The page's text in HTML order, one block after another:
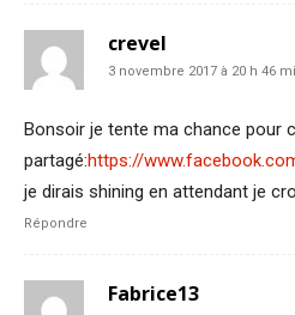
crevel
3 novembre 2017 à 20 h 46
Bonsoir je tente ma chance pour
partagé:https://
je dirais shining en attendant je
Répondre
Fabrice13